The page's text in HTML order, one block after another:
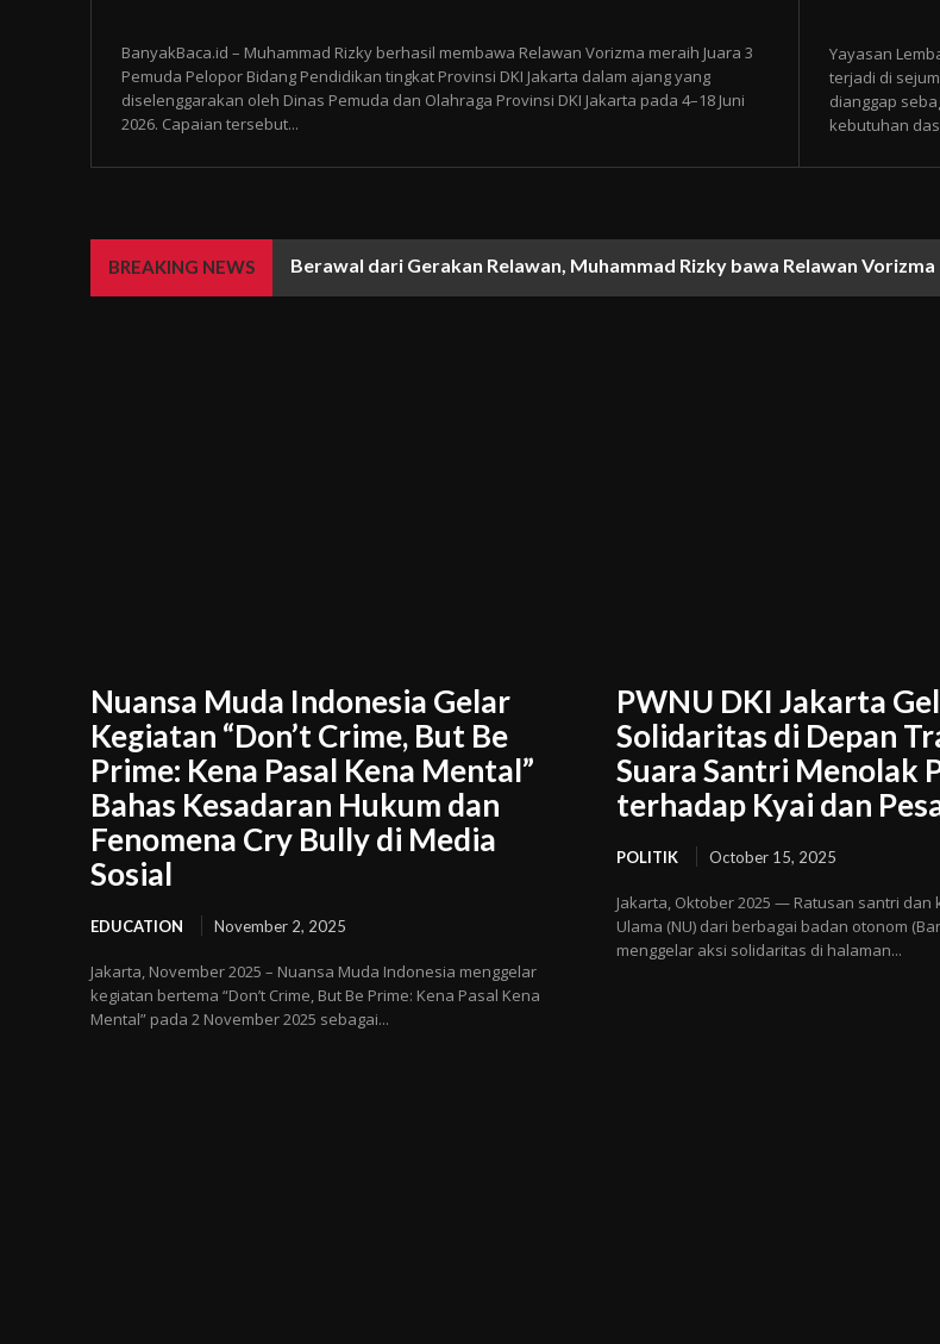
BanyakBaca.id – Muhammad Rizky berhasil membawa Relawan Vorizma meraih Juara 3
Pemuda Pelopor Bidang Pendidikan tingkat Provinsi DKI Jakarta dalam ajang yang
diselenggarakan oleh Dinas Pemuda dan Olahraga Provinsi DKI Jakarta pada 4–18 Juni
2026. Capaian tersebut...
Yayasan
terjadi di
dianggap
kebutuhan
BREAKING NEWS Berawal dari Gerakan Relawan, Muhammad Rizky bawa Relawan
Nuansa Muda Indonesia Gelar
Kegiatan “Don’t Crime, But Be
Prime: Kena Pasal Kena Mental”
Bahas Kesadaran Hukum dan
Fenomena Cry Bully di Media
Sosial
EDUCATION November 2, 2025
Jakarta, November 2025 – Nuansa Muda Indonesia menggelar
kegiatan bertema “Don’t Crime, But Be Prime: Kena Pasal Kena
Mental” pada 2 November 2025 sebagai...
PWNU DKI Jakarta
Solidaritas di Depan
Suara Santri Menolak
terhadap Kyai dan
POLITIK October 15, 2025
Jakarta, Oktober 2025 — Ratusan santri dan
Ulama (NU) dari berbagai badan otonom
menggelar aksi solidaritas di halaman...